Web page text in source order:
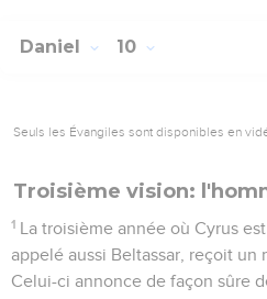
Daniel 10
Seuls les Évangiles sont disponibles en
Troisième vision:
1 La troisième année où Cyrus
appelé aussi Beltassar, reçoit un
Celui-ci annonce de façon sûre